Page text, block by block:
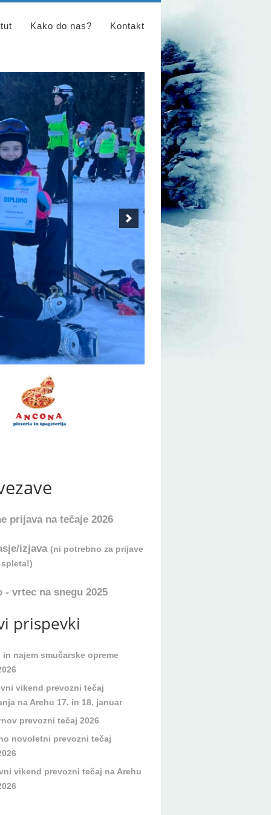
Kako do nas? Kontakt
prijava na tečaje 2026
izjava(ni potrebno za prijave
- vrtec na snegu 2025
prispevki
in najem smučarske opreme
vikend prevozni tečaj
na Arehu 17. in 18. januar
prevozni tečaj 2026
novoletni prevozni tečaj
vikend prevozni tečaj na Arehu